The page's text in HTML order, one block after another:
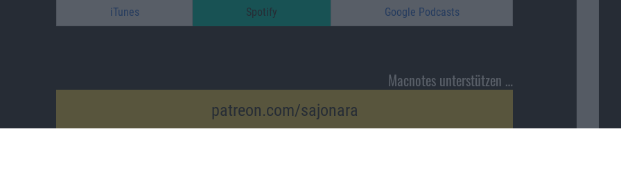
iTunes Spotify Google Podcasts
Macnotes unterstützen …
patreon.com/sajonara